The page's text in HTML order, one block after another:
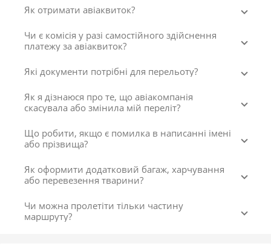
Як отримати авіаквиток?
Чи є комісія у разі самостійного здійснення
платежу за авіаквиток?
Які документи потрібні для перельоту?
Як я дізнаюся про те, що авіакомпанія
скасувала або змінила мій переліт?
Що робити, якщо є помилка в написанні імені
або прізвища?
Як оформити додатковий багаж, харчування
або перевезення тварини?
Чи можна пролетіти тільки частину
маршруту?